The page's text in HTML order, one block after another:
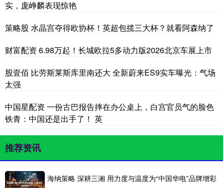
实，庞峥麟表现惊艳
策略股 水晶宫夺得欧协杯！英超包揽三大杯？就看阿森纳了
财富配资 6.98万起！长城欧拉5多动力版2026北京车展上市
股壹佰 比劳斯莱斯库里南还大 全新蔚来ES9实车曝光：气场
太强
中国星配资 一份古巴报告摔在办公桌上，白宫官员气的脸色
铁青：中国还是出手了！ 英
推荐资讯
海纳策略 深耕三湘 用力度与温度为“中国华电”品牌增彩